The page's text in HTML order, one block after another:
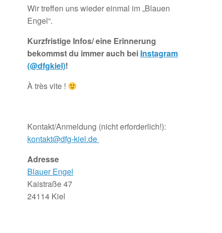
Wir treffen uns wieder einmal im „Blauen
Engel“.
Kurzfristige Infos/ eine Erinnerung
bekommst du immer auch bei Instagram
(@dfgkiel)!
À très vite !
Kontakt/Anmeldung (nicht erforderlich!):
kontakt@dfg-kiel.de
Adresse
Blauer Engel
Kaistraße 47
24114 Kiel